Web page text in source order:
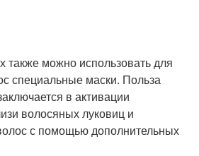
также можно использовать для
специальные маски. Польза
в активации
волосяных луковиц и
с помощью дополнительных